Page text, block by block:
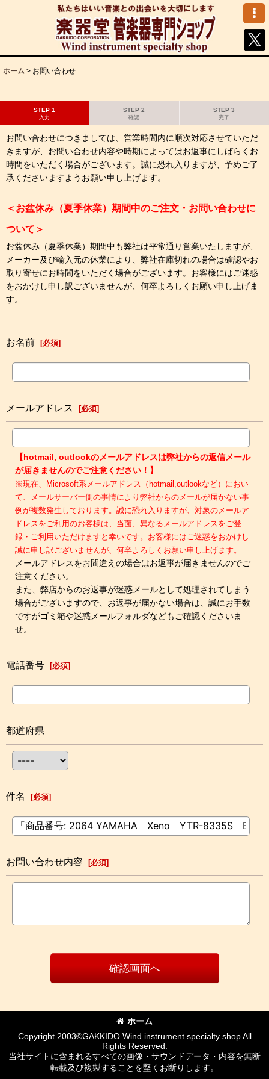
ホーム > お問い合わせ
STEP 1
入力
STEP 2
確認
STEP 3
完了
お問い合わせにつきましては、営業時間内に順次対応させていただ
きますが、お問い合わせ内容や時期によってはお返事にしばらくお
時間をいただく場合がございます。誠に恐れ入りますが、予めご了
承くださいますようお願い申し上げます。
＜お盆休み（夏季休業）期間中のご注文・お問い合わせに
ついて＞
お盆休み（夏季休業）期間中も弊社は平常通り営業いたしますが、
メーカー及び輸入元の休業により、弊社在庫切れの場合は確認やお
取り寄せにお時間をいただく場合がございます。お客様にはご迷惑
をおかけし申し訳ございませんが、何卒よろしくお願い申し上げま
す。
お名前 [必須]
メールアドレス [必須]
【hotmail, outlookのメールアドレスは弊社からの返信メール
が届きませんのでご注意ください！】
※現在、Microsoft系メールアドレス（hotmail,outlookなど）におい
て、メールサーバー側の事情により弊社からのメールが届かない事
例が複数発生しております。誠に恐れ入りますが、対象のメールア
ドレスをご利用のお客様は、当面、異なるメールアドレスをご登
録・ご利用いただけますと幸いです。お客様にはご迷惑をおかけし
誠に申し訳ございませんが、何卒よろしくお願い申し上げます。
メールアドレスをお間違えの場合はお返事が届きませんのでご
注意ください。
また、弊店からのお返事が迷惑メールとして処理されてしまう
場合がございますので、お返事が届かない場合は、誠にお手数
ですがゴミ箱や迷惑メールフォルダなどもご確認くださいま
せ。
電話番号 [必須]
都道府県
件名 [必須]
お問い合わせ内容 [必須]
確認画面へ
ホーム
Copyright 2003©GAKKIDO Wind instrument specialty shop All
Rights Reserved.
当社サイトに含まれるすべての画像・サウンドデータ・内容を無断
転載及び複製することを堅くお断りします。